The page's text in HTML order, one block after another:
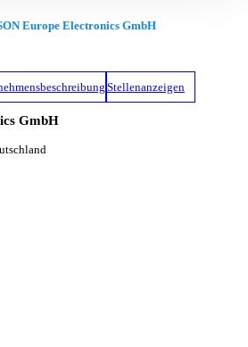
Europe Electronics GmbH
Stellenanzeigen
GmbH